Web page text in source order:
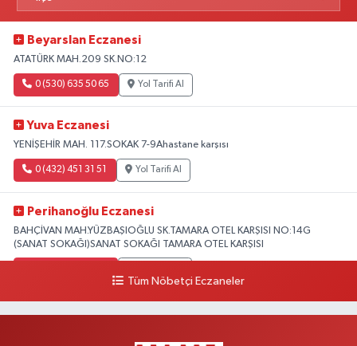
Beyarslan Eczanesi
ATATÜRK MAH.209 SK.NO:12
0 (530) 635 50 65 Yol Tarifi Al
Yuva Eczanesi
YENİŞEHİR MAH. 117.SOKAK 7-9Ahastane karşısı
0 (432) 451 31 51 Yol Tarifi Al
Perihanoğlu Eczanesi
BAHÇİVAN MAH.YÜZBAŞIOĞLU SK.TAMARA OTEL KARŞISI NO:14G
(SANAT SOKAĞI)SANAT SOKAĞI TAMARA OTEL KARŞISI
Tüm Nöbetçi Eczaneler